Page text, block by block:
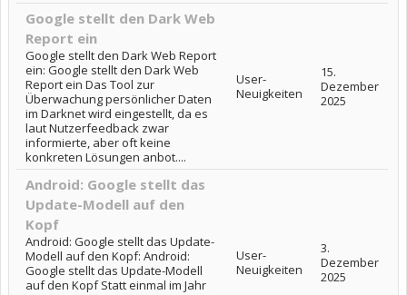
Google stellt den Dark Web
Report ein
Google stellt den Dark Web Report
ein: Google stellt den Dark Web
Report ein Das Tool zur
Überwachung persönlicher Daten
im Darknet wird eingestellt, da es
laut Nutzerfeedback zwar
informierte, aber oft keine
konkreten Lösungen anbot....
User-
Neuigkeiten
15.
Dezember
2025
Android: Google stellt das
Update-Modell auf den
Kopf
Android: Google stellt das Update-
Modell auf den Kopf: Android:
Google stellt das Update-Modell
auf den Kopf Statt einmal im Jahr
User-
Neuigkeiten
3.
Dezember
2025